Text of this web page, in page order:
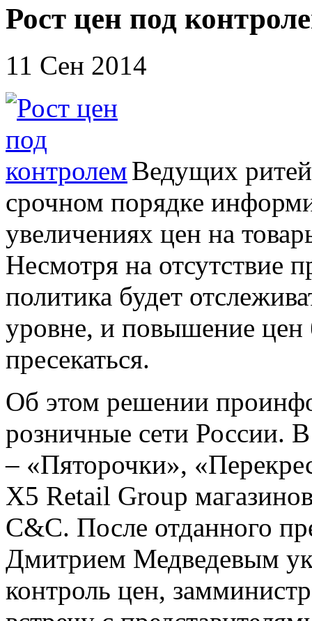
Рост цен под
11 Сен 2014
Ведущих
срочном порядке
увеличениях цен на
Несмотря на отсутствие
политика будет
уровне, и повышение цен
пресекаться.
Об этом решении
розничные сети России.
– «Пяторочки»,
X5 Retail Group
С&C. После отданного
Дмитрием Медведевым
контроль цен,